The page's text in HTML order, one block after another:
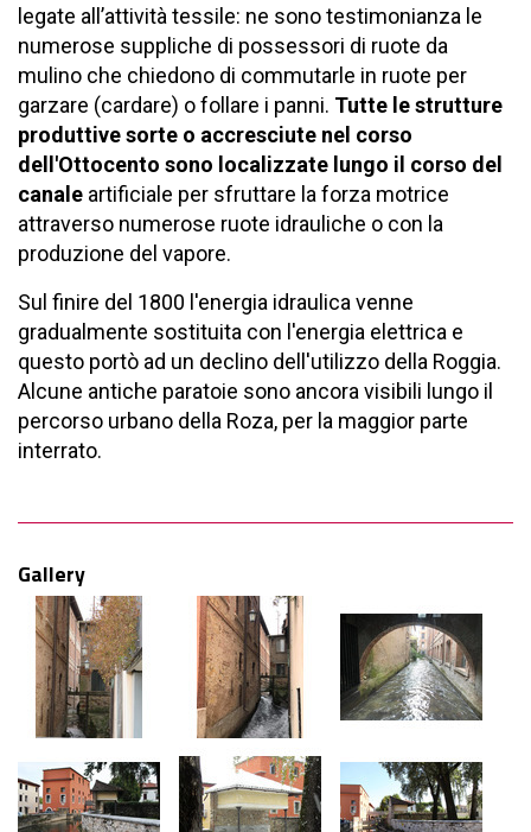
legate all’attività tessile: ne sono testimonianza le
numerose suppliche di possessori di ruote da
mulino che chiedono di commutarle in ruote per
garzare (cardare) o follare i panni. Tutte le strutture
produttive sorte o accresciute nel corso
dell'Ottocento sono localizzate lungo il corso del
canale artificiale per sfruttare la forza motrice
attraverso numerose ruote idrauliche o con la
produzione del vapore.
Sul finire del 1800 l'energia idraulica venne
gradualmente sostituita con l'energia elettrica e
questo portò ad un declino dell'utilizzo della Roggia.
Alcune antiche paratoie sono ancora visibili lungo il
percorso urbano della Roza, per la maggior parte
interrato.
Gallery